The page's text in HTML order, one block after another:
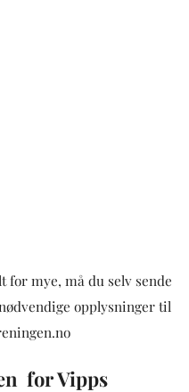
for mye, må du selv sende
opplysninger til
for Vipps